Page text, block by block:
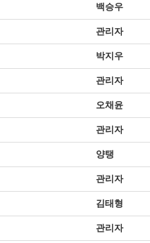
백승우
관리자
박지우
관리자
오채윤
관리자
양탱
관리자
김태형
관리자